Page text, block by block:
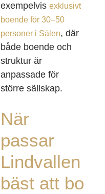
exempelvis exklusivt
boende för 30–50
personer i Sälen, där
både boende och
struktur är
anpassade för
större sällskap.
När
passar
Lindvallen
bäst att bo